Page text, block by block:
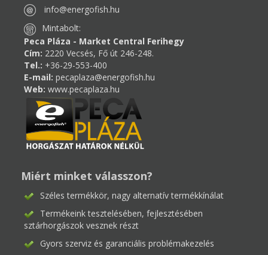
info@energofish.hu
Mintabolt:
Peca Pláza - Market Central Ferihegy
Cím: 2220 Vecsés, Fő út 246-248.
Tel.: +36-29-553-400
E-mail: pecaplaza@energofish.hu
Web: www.pecaplaza.hu
Miért minket válasszon?
Széles termékkör, nagy alternatív termékkínálat
Termékeink tesztelésében, fejlesztésében
sztárhorgászok vesznek részt
Gyors szerviz és garanciális problémakezelés